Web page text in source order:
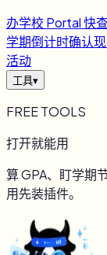
办学校 Portal 快
学期倒计时确认
活动
工具▾
FREE TOOLS
打开就能用
算 GPA、盯学期
用先装插件。